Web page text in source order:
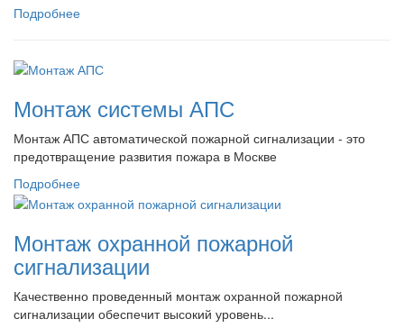
Подробнее
Монтаж системы АПС
Монтаж АПС автоматической пожарной сигнализации - это
предотвращение развития пожара в Москве
Подробнее
Монтаж охранной пожарной
сигнализации
Качественно проведенный монтаж охранной пожарной
сигнализации обеспечит высокий уровень...